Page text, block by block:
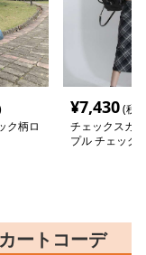
ク柄ロ
¥7,430(税
チェックスカ
プル チェック
ートコーデ